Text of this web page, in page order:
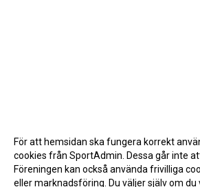
För att hemsidan ska fungera korrekt
cookies från SportAdmin. Dessa går inte
Föreningen kan också använda frivilliga
eller marknadsföring. Du väljer själv om du